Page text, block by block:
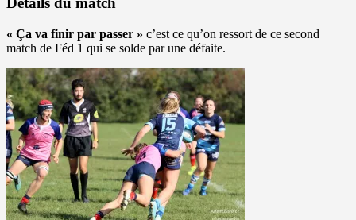
« Ça va finir par passer » c’est ce qu’on ressort de ce second
match de Féd 1 qui se solde par une défaite.